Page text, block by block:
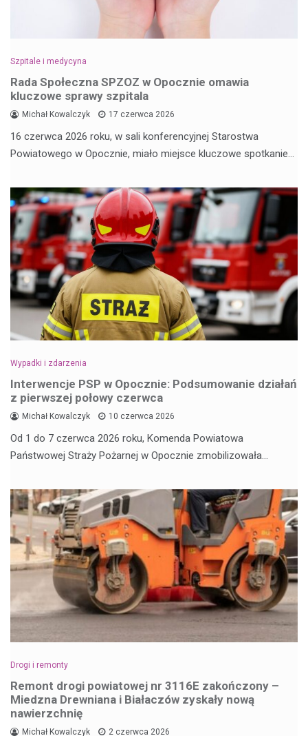
Szpitale i medycyna
Rada Społeczna SPZOZ w Opocznie omawia
kluczowe sprawy szpitala
Michał Kowalczyk 17 czerwca 2026
16 czerwca 2026 roku, w sali konferencyjnej Starostwa
Powiatowego w Opocznie, miało miejsce kluczowe spotkanie…
Wypadki i zdarzenia
Interwencje PSP w Opocznie: Podsumowanie działań
z pierwszej połowy czerwca
Michał Kowalczyk 10 czerwca 2026
Od 1 do 7 czerwca 2026 roku, Komenda Powiatowa
Państwowej Straży Pożarnej w Opocznie zmobilizowała…
Drogi i remonty
Remont drogi powiatowej nr 3116E zakończony –
Miedzna Drewniana i Białaczów zyskały nową
nawierzchnię
Michał Kowalczyk 2 czerwca 2026